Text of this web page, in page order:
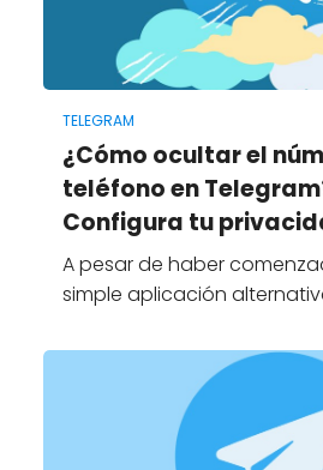
TELEGRAM
¿Cómo ocultar el
teléfono en
Configura tu
A pesar de haber
simple aplicación